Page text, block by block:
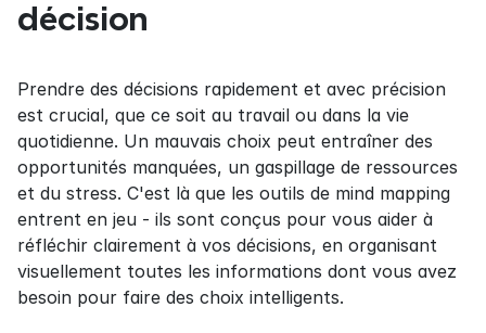
décision
Prendre des décisions rapidement et avec précision
est crucial, que ce soit au travail ou dans la vie
quotidienne. Un mauvais choix peut entraîner des
opportunités manquées, un gaspillage de ressources
et du stress. C'est là que les outils de mind mapping
entrent en jeu - ils sont conçus pour vous aider à
réfléchir clairement à vos décisions, en organisant
visuellement toutes les informations dont vous avez
besoin pour faire des choix intelligents.